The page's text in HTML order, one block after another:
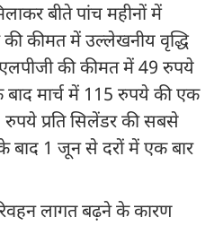
बीते पांच महीनों में
कीमत में उल्लेखनीय वृद्धि
की कीमत में 49 रुपये
बाद मार्च में 115 रुपये की एक
प्रति सिलेंडर की सबसे
बाद 1 जून से दरों में एक बार
लागत बढ़ने के कारण